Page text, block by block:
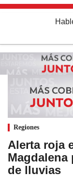
Regiones
Alerta roja
Magdalena
de lluvias